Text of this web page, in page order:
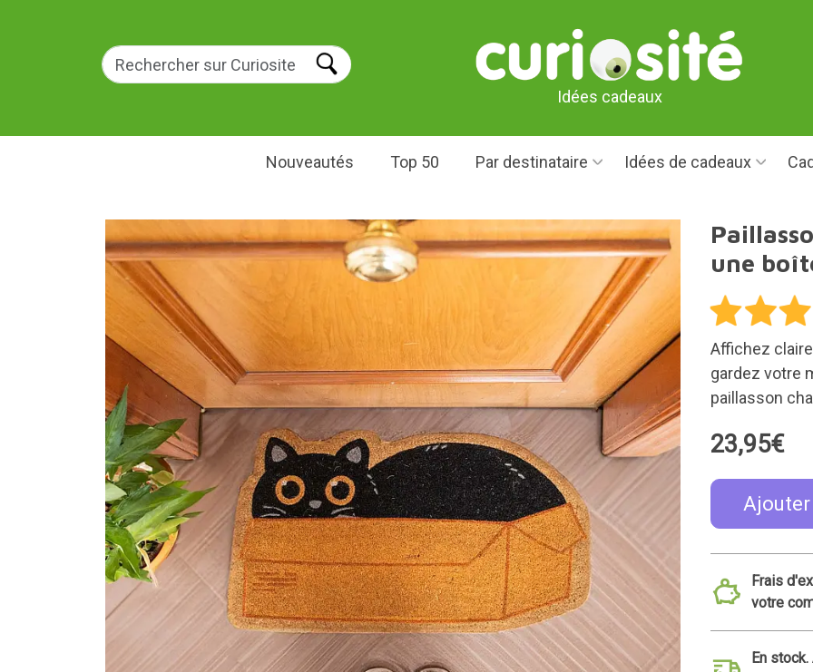
Idées cadeaux
Nouveautés Top 50 Par destinataire Idées de cadeaux
une
Affichez
gardez votre
paillasson
23,95€
Frais
votre
En